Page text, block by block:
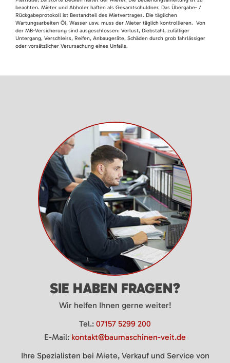
beachten. Mieter und Abholer haften als Gesamtschuldner. Das Übergabe- /
Rückgabeprotokoll ist Bestandteil des Mietvertrages. Die täglichen
Wartungsarbeiten Öl, Wasser usw. muss der Mieter täglich kontrollieren. Von
der MB-Versicherung sind ausgeschlossen: Verlust, Diebstahl, zufälliger
Untergang, Verschleiss, Reifen, Anbaugeräte, Schäden durch grob fahrlässiger
oder vorsätzlicher Verursachung eines Unfalls.
SIE HABEN FRAGEN?
Wir helfen Ihnen gerne weiter!
Tel.: 07157 5299 200
E-Mail: kontakt@baumaschinen-veit.de
Ihre Spezialisten bei Miete, Verkauf und Service von